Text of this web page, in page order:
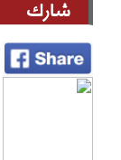
شارك